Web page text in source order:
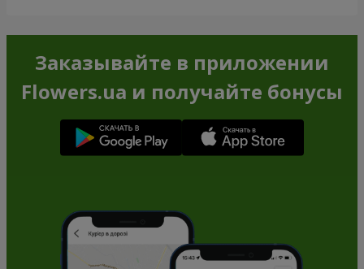
Заказывайте в приложении
Flowers.ua и получайте бонусы